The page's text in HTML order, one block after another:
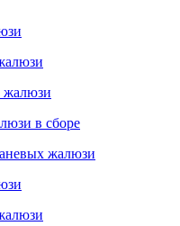
жалюзи
в сборе
жалюзи